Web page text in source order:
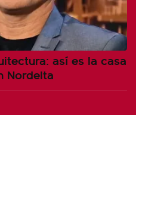
así es la casa
Nordelta